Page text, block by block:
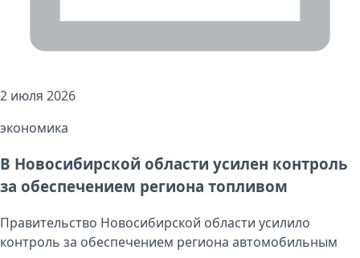
2 июля 2026
экономика
В Новосибирской области усилен контроль
за обеспечением региона топливом
Правительство Новосибирской области усилило
контроль за обеспечением региона автомобильным